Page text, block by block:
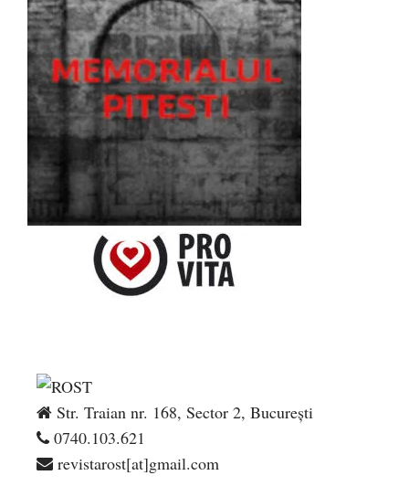
Str. Traian nr. 168, Sector 2, București
0740.103.621
revistarost[at]gmail.com